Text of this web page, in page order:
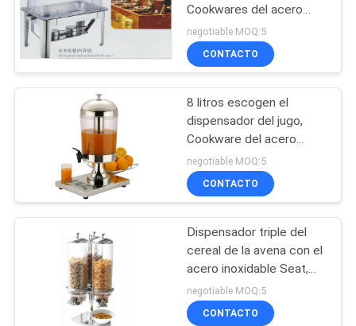
CASOS
VR
SITIO
PRIVACY
POLICY
Vapor eléctrico
comercial
32
Equipo comercial de
la comida fría
42
Cookwares del acero
inoxidable del
restaurante con la
cubierta de la PC
negotiable MOQ:5
CONTACTO
8 litros escogen el
dispensador del jugo,
Cookware del acero
inoxidable para la
cafetería
negotiable MOQ:5
CONTACTO
Dispensador triple del
cereal de la avena con el
acero inoxidable Seat,
máquina de la división de
tres comidas
negotiable MOQ:5
CONTACTO